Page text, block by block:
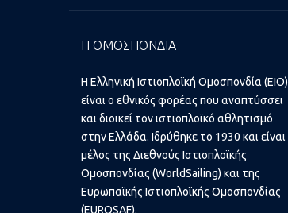
Η ΟΜΟΣΠΟΝΔΙΑ
Η Ελληνική Ιστιοπλοϊκή Ομοσπονδία (ΕΙΟ)
είναι ο εθνικός φορέας που αναπτύσσει
και διοικεί τον ιστιοπλοϊκό αθλητισμό
στην Ελλάδα. Ιδρύθηκε το 1930 και είναι
μέλος της Διεθνούς Ιστιοπλοϊκής
Ομοσπονδίας (WorldSailing) και της
Ευρωπαϊκής Ιστιοπλοϊκής Ομοσπονδίας
(EUROSAF).